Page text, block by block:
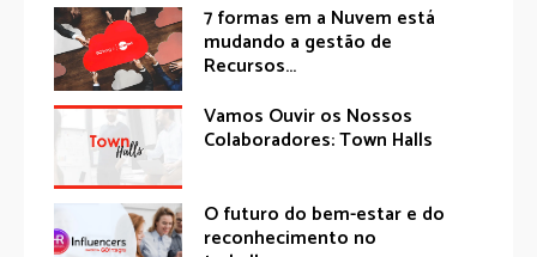
7 formas em a Nuvem está
mudando a gestão de
Recursos...
Vamos Ouvir os Nossos
Colaboradores: Town Halls
O futuro do bem-estar e do
reconhecimento no